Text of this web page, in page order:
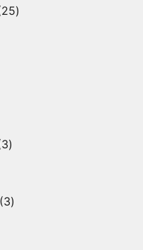
P
252
33
o
33